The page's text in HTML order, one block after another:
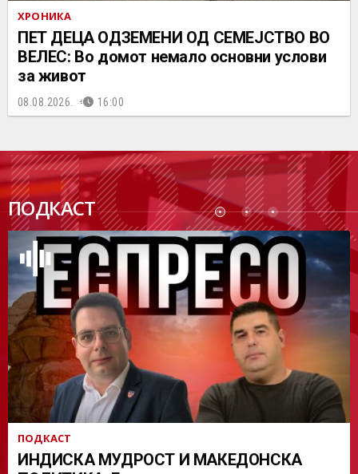
ХРОНИКА
ПЕТ ДЕЦА ОДЗЕМЕНИ ОД СЕМЕЈСТВО ВО
ВЕЛЕС: Во домот немало основни услови
за живот
08.08.2026. 16:00
ПОДКАСТ
ПОДК
АСТ
ПОДКАСТ
ИНДИСКА МУДРОСТ И МАКЕДОНСКА